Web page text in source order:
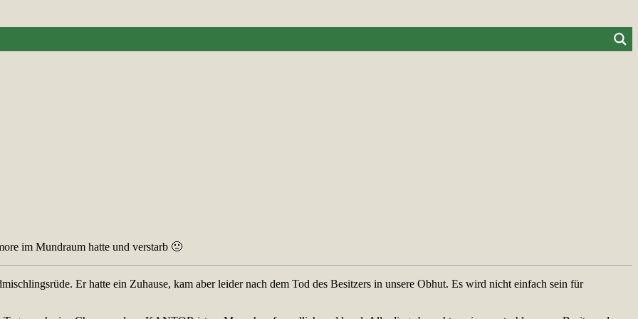
im Mundraum hatte und verstarb 🙁
Er hatte ein Zuhause, kam aber leider nach dem Tod des Besitzers in unsere Obhut. Es wird nicht einfach sein für